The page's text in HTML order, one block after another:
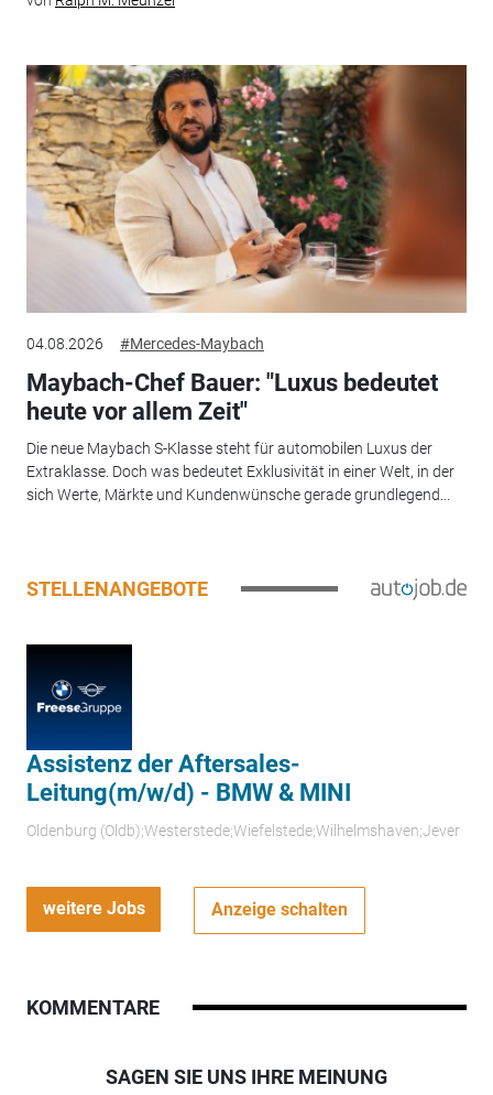
04.08.2026 #Mercedes-Maybach
Maybach-Chef Bauer: "Luxus bedeutet
heute vor allem Zeit"
Die neue Maybach S-Klasse steht für automobilen Luxus der
Extraklasse. Doch was bedeutet Exklusivität in einer Welt, in der
sich Werte, Märkte und Kundenwünsche gerade grundlegend...
STELLENANGEBOTE
Assistenz der Aftersales-
Leitung(m/w/d) - BMW & MINI
Oldenburg (Oldb);Westerstede;Wiefelstede;Wilhelmshaven;Jever
weitere Jobs Anzeige schalten
KOMMENTARE
SAGEN SIE UNS IHRE MEINUNG